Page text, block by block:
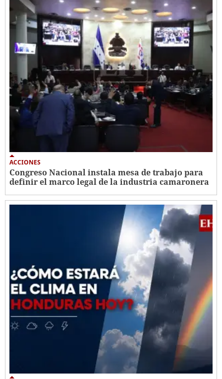
ACCIONES
Congreso Nacional instala mesa de trabajo para
definir el marco legal de la industria camaronera